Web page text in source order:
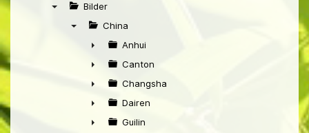
Bilder
China
►
Anhui
►
Canton
►
Changsha
►
Dairen
Guilin